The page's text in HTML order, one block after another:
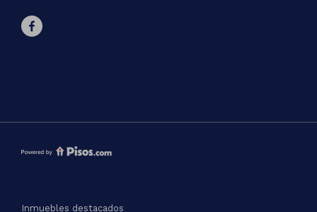
Inmuebles destacados